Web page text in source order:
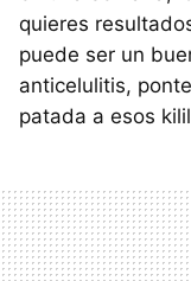
quieres
puede ser un
anticelulitis,
patada a esos